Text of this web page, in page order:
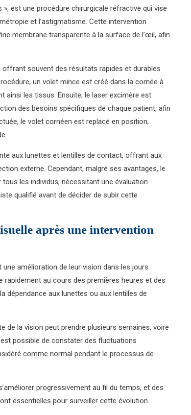
est une procédure chirurgicale réfractive qui vise
et l’astigmatisme. Cette intervention
membrane transparente à la surface de l’œil, afin
souvent des résultats rapides et durables
un volet mince est créé dans la cornée à
ainsi les tissus. Ensuite, le laser excimère est
des besoins spécifiques de chaque patient, afin
le volet cornéen est replacé en position,
aux lunettes et lentilles de contact, offrant aux
externe. Cependant, malgré ses avantages, le
les individus, nécessitant une évaluation
qualifié avant de décider de subir cette
après une intervention
amélioration de leur vision dans les jours
rapidement au cours des premières heures et des
dépendance aux lunettes ou aux lentilles de
de la vision peut prendre plusieurs semaines, voire
possible de constater des fluctuations
comme normal pendant le processus de
progressivement au fil du temps, et des
essentielles pour surveiller cette évolution.